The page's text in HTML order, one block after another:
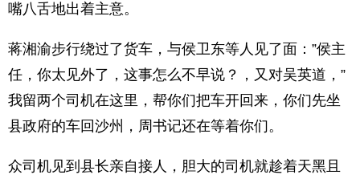
嘴八舌地出着主意。
蒋湘渝步行绕过了货车，与侯卫东等人见了面：”侯主
任，你太见外了，这事怎么不早说？，又对吴英道，”
我留两个司机在这里，帮你们把车开回来，你们先坐
县政府的车回沙州，周书记还在等着你们。
众司机见到县长亲自接人，胆大的司机就趁着天黑且